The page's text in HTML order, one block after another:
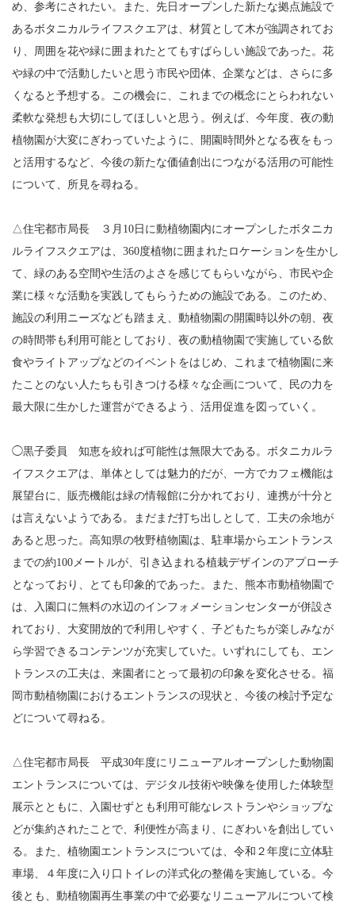
め、参考にされたい。また、先日オープンした新たな拠点施設で
あるボタニカルライフスクエアは、材質として木が強調されてお
り、周囲を花や緑に囲まれたとてもすばらしい施設であった。花
や緑の中で活動したいと思う市民や団体、企業などは、さらに多
くなると予想する。この機会に、これまでの概念にとらわれない
柔軟な発想も大切にしてほしいと思う。例えば、今年度、夜の動
植物園が大変にぎわっていたように、開園時間外となる夜をもっ
と活用するなど、今後の新たな価値創出につながる活用の可能性
について、所見を尋ねる。
△住宅都市局長 ３月10日に動植物園内にオープンしたボタニカ
ルライフスクエアは、360度植物に囲まれたロケーションを生かし
て、緑のある空間や生活のよさを感じてもらいながら、市民や企
業に様々な活動を実践してもらうための施設である。このため、
施設の利用ニーズなども踏まえ、動植物園の開園時以外の朝、夜
の時間帯も利用可能としており、夜の動植物園で実施している飲
食やライトアップなどのイベントをはじめ、これまで植物園に来
たことのない人たちも引きつける様々な企画について、民の力を
最大限に生かした運営ができるよう、活用促進を図っていく。
◯黒子委員 知恵を絞れば可能性は無限大である。ボタニカルラ
イフスクエアは、単体としては魅力的だが、一方でカフェ機能は
展望台に、販売機能は緑の情報館に分かれており、連携が十分と
は言えないようである。まだまだ打ち出しとして、工夫の余地が
あると思った。高知県の牧野植物園は、駐車場からエントランス
までの約100メートルが、引き込まれる植栽デザインのアプローチ
となっており、とても印象的であった。また、熊本市動植物園で
は、入園口に無料の水辺のインフォメーションセンターが併設さ
れており、大変開放的で利用しやすく、子どもたちが楽しみなが
ら学習できるコンテンツが充実していた。いずれにしても、エン
トランスの工夫は、来園者にとって最初の印象を変化させる。福
岡市動植物園におけるエントランスの現状と、今後の検討予定な
どについて尋ねる。
△住宅都市局長 平成30年度にリニューアルオープンした動物園
エントランスについては、デジタル技術や映像を使用した体験型
展示とともに、入園せずとも利用可能なレストランやショップな
どが集約されたことで、利便性が高まり、にぎわいを創出してい
る。また、植物園エントランスについては、令和２年度に立体駐
車場、４年度に入り口トイレの洋式化の整備を実施している。今
後とも、動植物園再生事業の中で必要なリニューアルについて検